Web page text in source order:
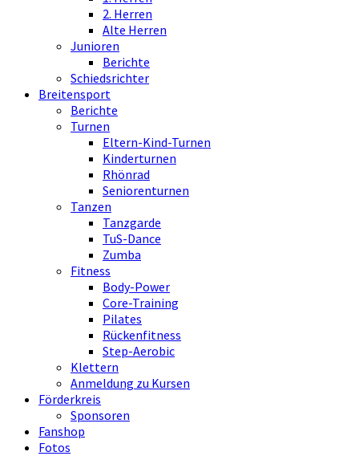
2. Herren
Alte Herren
Junioren
Berichte
Schiedsrichter
Breitensport
Berichte
Turnen
Eltern-Kind-Turnen
Kinderturnen
Rhönrad
Seniorenturnen
Tanzen
Tanzgarde
TuS-Dance
Zumba
Fitness
Body-Power
Core-Training
Pilates
Rückenfitness
Step-Aerobic
Klettern
Anmeldung zu Kursen
Förderkreis
Sponsoren
Fanshop
Fotos